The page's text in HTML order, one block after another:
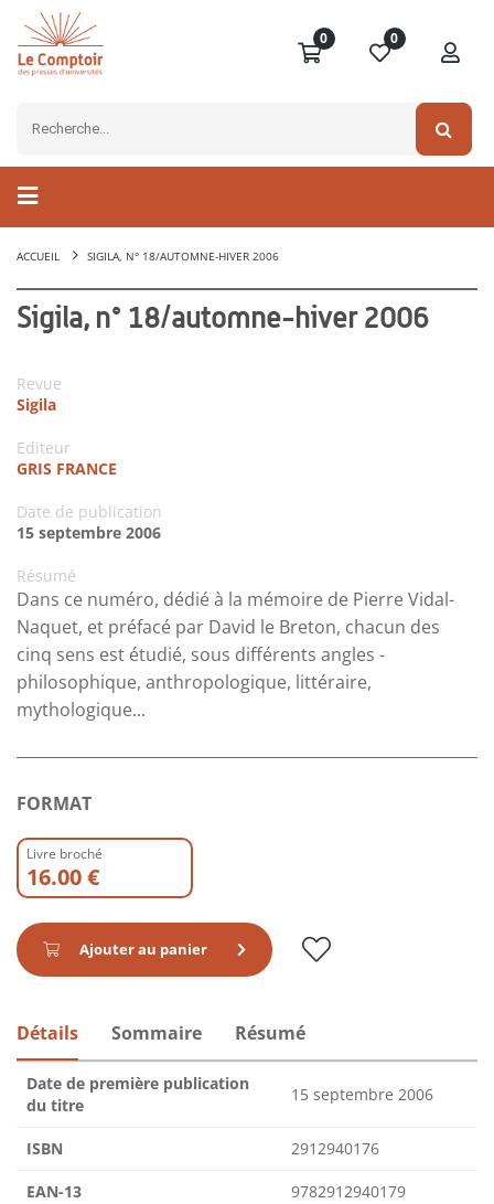
0 0
ACCUEIL SIGILA, N° 18/AUTOMNE-HIVER 2006
Sigila, n° 18/automne-hiver 2006
Revue
Sigila
Editeur
GRIS FRANCE
Date de publication
15 septembre 2006
Résumé
Dans ce numéro, dédié à la mémoire de Pierre Vidal-
Naquet, et préfacé par David le Breton, chacun des
cinq sens est étudié, sous différents angles -
philosophique, anthropologique, littéraire,
mythologique...
FORMAT
Livre broché
16.00 €
Ajouter au panier
Détails Sommaire Résumé
Date de première publication
du titre
15 septembre 2006
ISBN 2912940176
EAN-13 9782912940179